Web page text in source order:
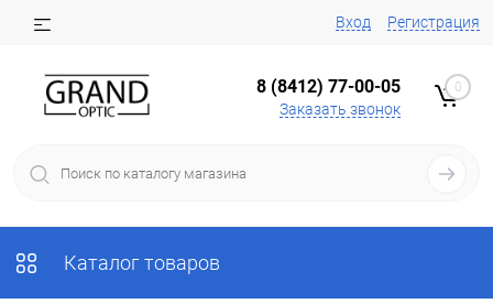
Вход Регистрация
8 (8412) 77-00-05
Заказать звонок
0
Каталог товаров